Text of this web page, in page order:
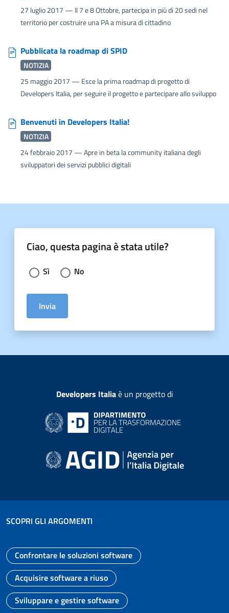
27 luglio 2017 — Il 7 e 8 Ottobre, partecipa in più di 20 sedi nel
territorio per costruire una PA a misura di cittadino
Pubblicata la roadmap di SPID
NOTIZIA
25 maggio 2017 — Esce la prima roadmap di progetto di
Developers Italia, per seguire il progetto e partecipare allo sviluppo
Benvenuti in Developers Italia!
NOTIZIA
24 febbraio 2017 — Apre in beta la community italiana degli
sviluppatori dei servizi pubblici digitali
Ciao, questa pagina è stata utile?
Scegli la risposta:
Sì No
Invia
Developers Italiaè un progetto di
SCOPRI GLI ARGOMENTI
Vai alla pagina
Confrontare le soluzioni software
Vai alla pagina
Acquisire software a riuso
Vai alla pagina
Sviluppare e gestire software